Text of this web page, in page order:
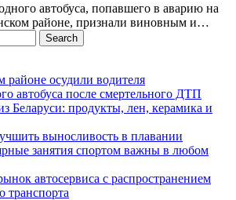
автобуса, попавшего в аварию на
районе, признали виновным и…
районе осудили водителя
автобуса после смертельного ДТП
Беларуси: продукты, лен, керамика и
выносливость в плавании
занятия спортом важны в любом
автосервиса с распространением
транспорта